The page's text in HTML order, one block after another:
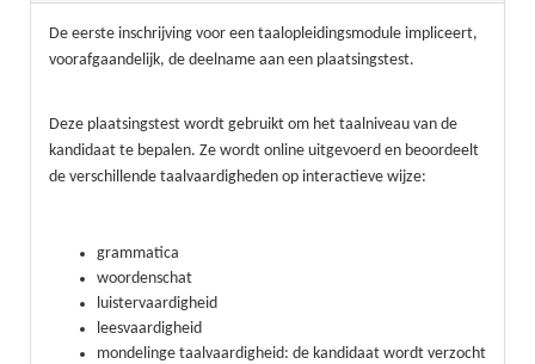
De eerste inschrijving voor een taalopleidingsmodule impliceert,
voorafgaandelijk, de deelname aan een plaatsingstest.
Deze plaatsingstest wordt gebruikt om het taalniveau van de
kandidaat te bepalen. Ze wordt online uitgevoerd en beoordeelt
de verschillende taalvaardigheden op interactieve wijze:
grammatica
woordenschat
luistervaardigheid
leesvaardigheid
mondelinge taalvaardigheid: de kandidaat wordt verzocht